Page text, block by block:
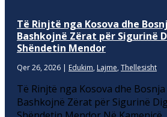
Të Rinjtë nga Kosova dhe
Bashkojnë Zërat për Sigurinë
Shëndetin Mendor
Qer 26, 2026 | Edukim, Lajme, Thellesisht
Të Rinjtë nga Kosova dhe
Bashkojnë Zërat për Sigurinë